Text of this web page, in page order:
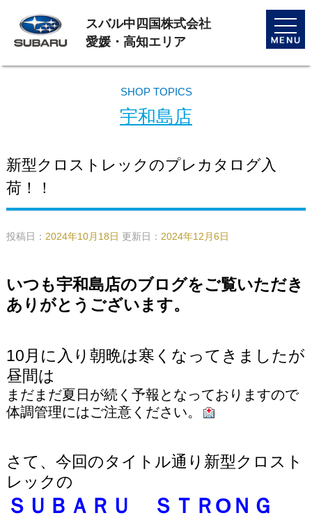
toggle
スバル中四国株式会社
愛媛・高知エリア
SHOP TOPICS
宇和島店
新型クロストレックのプレカタログ入
荷！！
投稿日： 2024年10月18日 更新日： 2024年12月6日
いつも宇和島店のブログをご覧いただき
ありがとうございます。
10月に入り朝晩は寒くなってきましたが
昼間は
まだまだ夏日が続く予報となっておりますので
体調管理にはご注意ください。
さて、今回のタイトル通り新型クロスト
レックの
ＳＵＢＡＲＵ ＳＴＲOＮＧ